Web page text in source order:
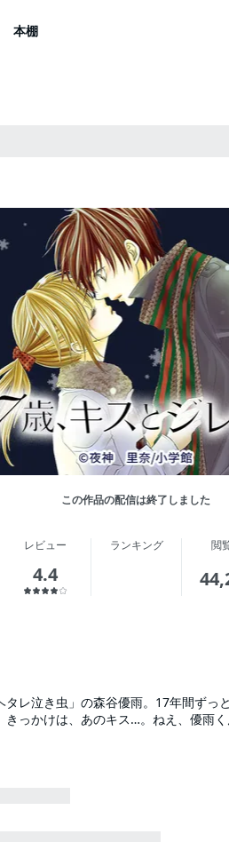
本棚
この作品の配信は終了しました
レビュー ランキング 閲
4.4
レ泣き虫」の森谷優雨。17年間ずっ
きっかけは、あのキス…。ねえ、優雨